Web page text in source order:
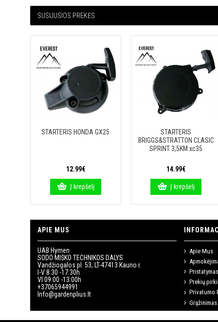
SUSIJUSIOS PREKĖS
STARTERIS HONDA GX25
12.99€
Į krepšelį
STARTERIS
BRIGGS&STRATTON CLASIC
SPRINT 3,5KM xc35
14.99€
Į krepšelį
APIE MUS
UAB Hymen
SODO MIŠKO TECHNIKOS DALYS
Vandžiogalos pl. 53, LT-47413 Kauno r.
I-V 8:30 -17:30h
VI 09:00 -13:00h
+37065944991
Info@gardenplius.lt
Apie Mus
Prekių
Privatumo